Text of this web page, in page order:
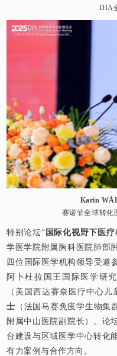
DIA
Karin
赛诺菲全球转化
特别论坛“ 国际化视野下医
学医学院附属胸科医院肺部
四位国际医学机构领导受邀
阿卜杜拉国王国际医学研
（美国西达赛奈医疗中心
士 （法国马赛免疫学生物集
附属中山医院副院长）。论
台建设与区域医学中心转化
有力案例与合作方向。